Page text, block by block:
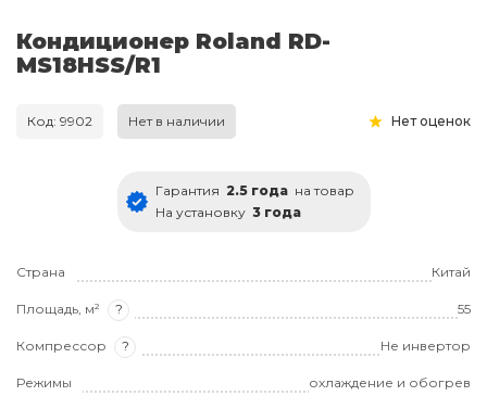
Кондиционер Roland RD-
MS18HSS/R1
Код: 9902 Нет в наличии Нет оценок
Гарантия 2.5 года на товар
На установку 3 года
Страна Китай
Площадь, м² ? 55
Компрессор ? Не инвертор
Режимы охлаждение и обогрев